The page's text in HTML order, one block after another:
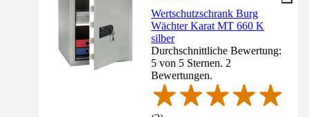
Wertschutzschrank Burg
Wächter Karat MT 660 K
silber
Durchschnittliche Bewertung:
5 von 5 Sternen. 2
Bewertungen.